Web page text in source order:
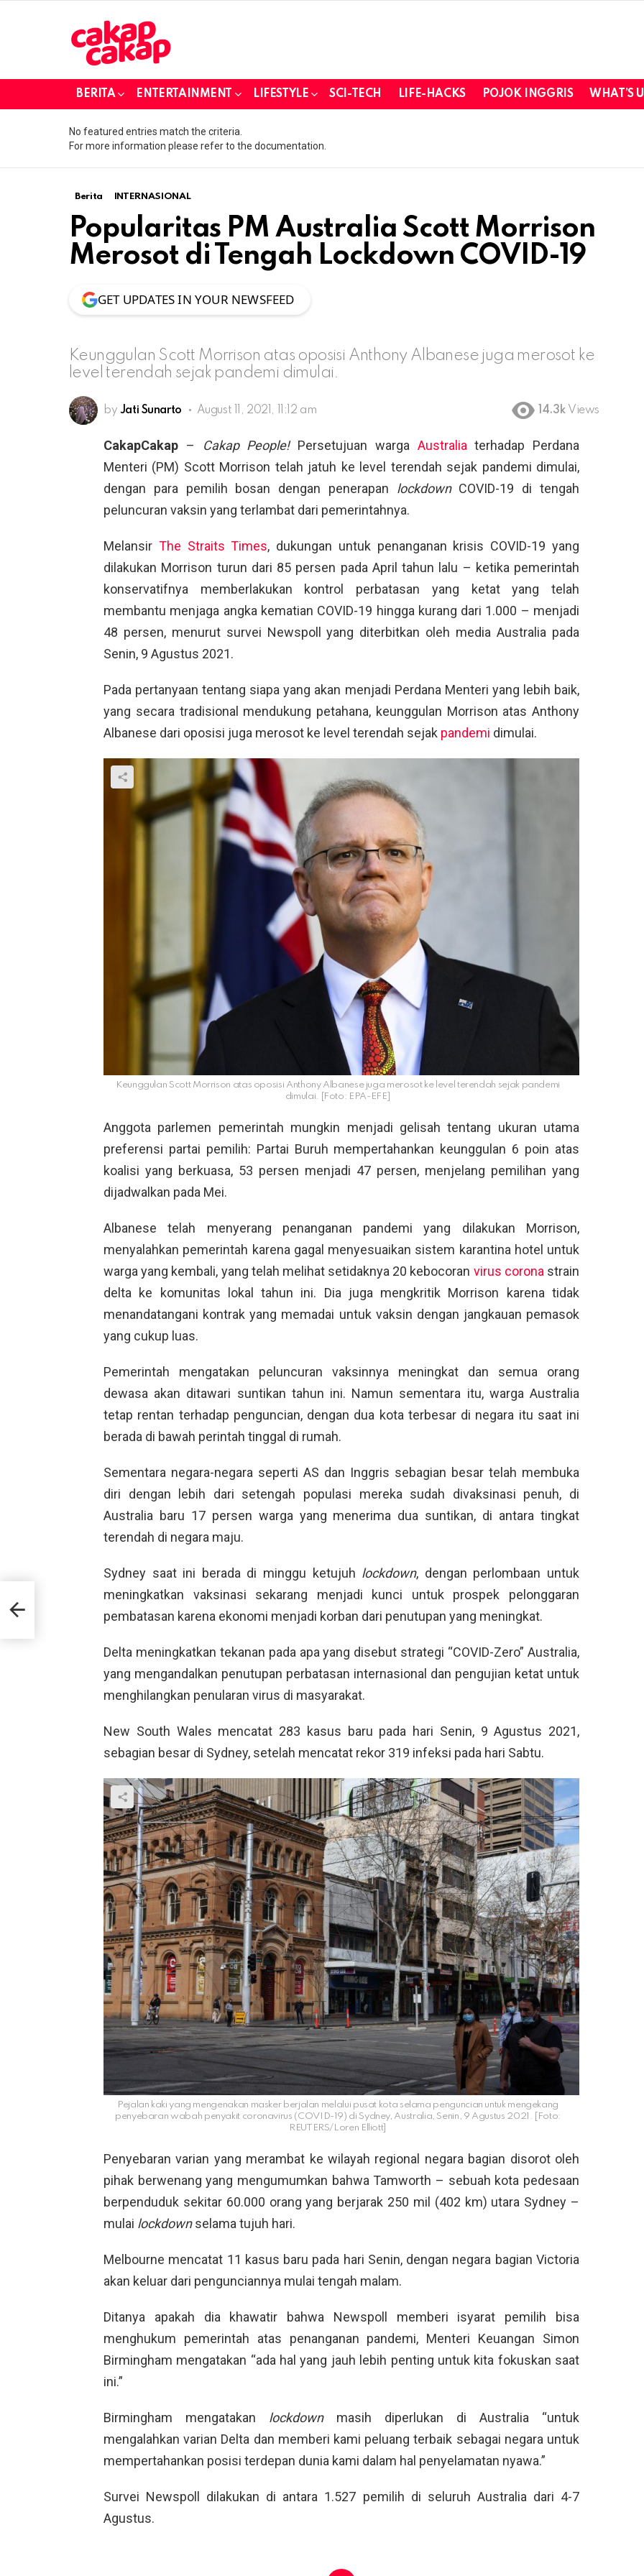
BERITA ENTERTAINMENT LIFESTYLE SCI-TECH LIFE-HACKS POJOK INGGRIS WHAT’S
No featured entries match the criteria.
For more information please refer to the documentation.
Berita INTERNASIONAL
Popularitas PM Australia Scott Morrison
Merosot di Tengah Lockdown COVID-19
GET UPDATES IN YOUR NEWSFEED
Keunggulan Scott Morrison atas oposisi Anthony Albanese juga merosot ke
level terendah sejak pandemi dimulai.
by Jati Sunarto August 11, 2021, 11:12 am 14.3k Views
CakapCakap – Cakap People!Persetujuan warga Australia terhadap Perdana
Menteri (PM) Scott Morrison telah jatuh ke level terendah sejak pandemi dimulai,
dengan para pemilih bosan dengan penerapan lockdownCOVID-19 di tengah
peluncuran vaksin yang terlambat dari pemerintahnya.
Melansir The Straits Times, dukungan untuk penanganan krisis COVID-19 yang
dilakukan Morrison turun dari 85 persen pada April tahun lalu – ketika pemerintah
konservatifnya memberlakukan kontrol perbatasan yang ketat yang telah
membantu menjaga angka kematian COVID-19 hingga kurang dari 1.000 – menjadi
48 persen, menurut survei Newspoll yang diterbitkan oleh media Australia pada
Senin, 9 Agustus 2021.
Pada pertanyaan tentang siapa yang akan menjadi Perdana Menteri yang lebih baik,
yang secara tradisional mendukung petahana, keunggulan Morrison atas Anthony
Albanese dari oposisi juga merosot ke level terendah sejak pandemi dimulai.
Keunggulan Scott Morrison atas oposisi Anthony Albanese juga merosot ke level terendah sejak pandemi
dimulai. [Foto: EPA-EFE]
Anggota parlemen pemerintah mungkin menjadi gelisah tentang ukuran utama
preferensi partai pemilih: Partai Buruh mempertahankan keunggulan 6 poin atas
koalisi yang berkuasa, 53 persen menjadi 47 persen, menjelang pemilihan yang
dijadwalkan pada Mei.
Albanese telah menyerang penanganan pandemi yang dilakukan Morrison,
menyalahkan pemerintah karena gagal menyesuaikan sistem karantina hotel untuk
warga yang kembali, yang telah melihat setidaknya 20 kebocoran virus corona strain
delta ke komunitas lokal tahun ini. Dia juga mengkritik Morrison karena tidak
menandatangani kontrak yang memadai untuk vaksin dengan jangkauan pemasok
yang cukup luas.
Pemerintah mengatakan peluncuran vaksinnya meningkat dan semua orang
dewasa akan ditawari suntikan tahun ini. Namun sementara itu, warga Australia
tetap rentan terhadap penguncian, dengan dua kota terbesar di negara itu saat ini
berada di bawah perintah tinggal di rumah.
Sementara negara-negara seperti AS dan Inggris sebagian besar telah membuka
diri dengan lebih dari setengah populasi mereka sudah divaksinasi penuh, di
Australia baru 17 persen warga yang menerima dua suntikan, di antara tingkat
terendah di negara maju.
Sydney saat ini berada di minggu ketujuh lockdown, dengan perlombaan untuk
meningkatkan vaksinasi sekarang menjadi kunci untuk prospek pelonggaran
pembatasan karena ekonomi menjadi korban dari penutupan yang meningkat.
Delta meningkatkan tekanan pada apa yang disebut strategi “COVID-Zero” Australia,
yang mengandalkan penutupan perbatasan internasional dan pengujian ketat untuk
menghilangkan penularan virus di masyarakat.
New South Wales mencatat 283 kasus baru pada hari Senin, 9 Agustus 2021,
sebagian besar di Sydney, setelah mencatat rekor 319 infeksi pada hari Sabtu.
Pejalan kaki yang mengenakan masker berjalan melalui pusat kota selama penguncian untuk mengekang
penyebaran wabah penyakit coronavirus (COVID-19) di Sydney, Australia, Senin, 9 Agustus 2021. [Foto:
REUTERS/Loren Elliott]
Penyebaran varian yang merambat ke wilayah regional negara bagian disorot oleh
pihak berwenang yang mengumumkan bahwa Tamworth – sebuah kota pedesaan
berpenduduk sekitar 60.000 orang yang berjarak 250 mil (402 km) utara Sydney –
mulai lockdownselama tujuh hari.
Melbourne mencatat 11 kasus baru pada hari Senin, dengan negara bagian Victoria
akan keluar dari pengunciannya mulai tengah malam.
Ditanya apakah dia khawatir bahwa Newspoll memberi isyarat pemilih bisa
menghukum pemerintah atas penanganan pandemi, Menteri Keuangan Simon
Birmingham mengatakan “ada hal yang jauh lebih penting untuk kita fokuskan saat
ini.”
Birmingham mengatakan lockdownmasih diperlukan di Australia “untuk
mengalahkan varian Delta dan memberi kami peluang terbaik sebagai negara untuk
mempertahankan posisi terdepan dunia kami dalam hal penyelamatan nyawa.”
Survei Newspoll dilakukan di antara 1.527 pemilih di seluruh Australia dari 4-7
Agustus.